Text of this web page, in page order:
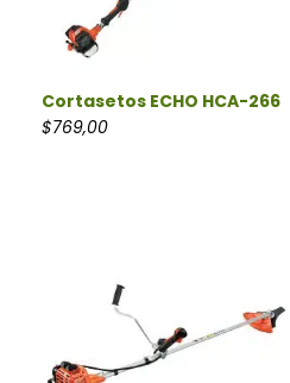
Cortasetos ECHO HCA-266
$769,00